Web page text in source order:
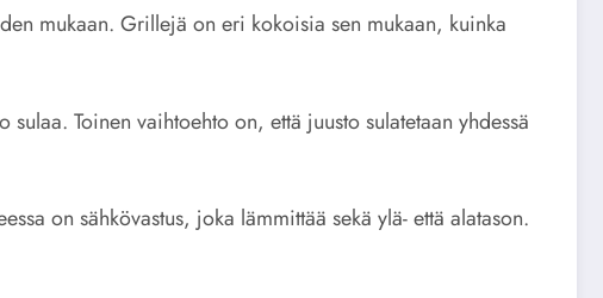
mukaan. Grillejä on eri kokoisia sen mukaan, kuinka
Toinen vaihtoehto on, että juusto sulatetaan yhdessä
on sähkövastus, joka lämmittää sekä ylä- että alatason.